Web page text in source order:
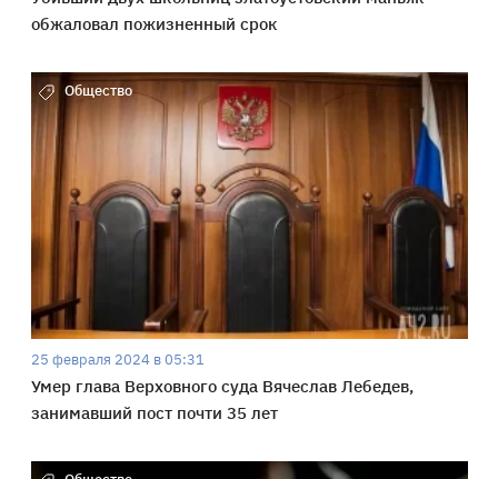
обжаловал пожизненный срок
Общество
25 февраля 2024 в 05:31
Умер глава Верховного суда Вячеслав Лебедев,
занимавший пост почти 35 лет